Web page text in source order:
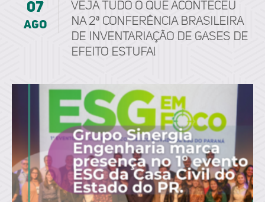
07
ago
Veja tudo o que aconteceu
na 2ª Conferência Brasileira
de Inventariação de Gases de
Efeito Estufa!